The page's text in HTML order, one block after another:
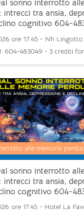
sonno interrotto
intrecci tra ansia,
cognitivo 604-
ore 17:45 - Nh
604-483049 - 3 crediti
sonno interrotto
intrecci tra ansia,
cognitivo 604-
alle memorie
ore 17:45 - Hotel La